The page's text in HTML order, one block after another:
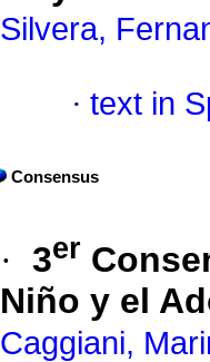
Silvera,
· text in
Consensus
· 3er
Niño y el
Caggiani,